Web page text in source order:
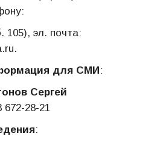
105), эл. почта:
для СМИ:
Сергей
28-21
: